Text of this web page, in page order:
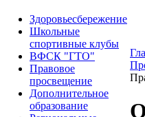
Здоровьесбережение
Школьные
спортивные клубы
ВФСК "ГТО"
Правовое
просвещение
Дополнительное
образование